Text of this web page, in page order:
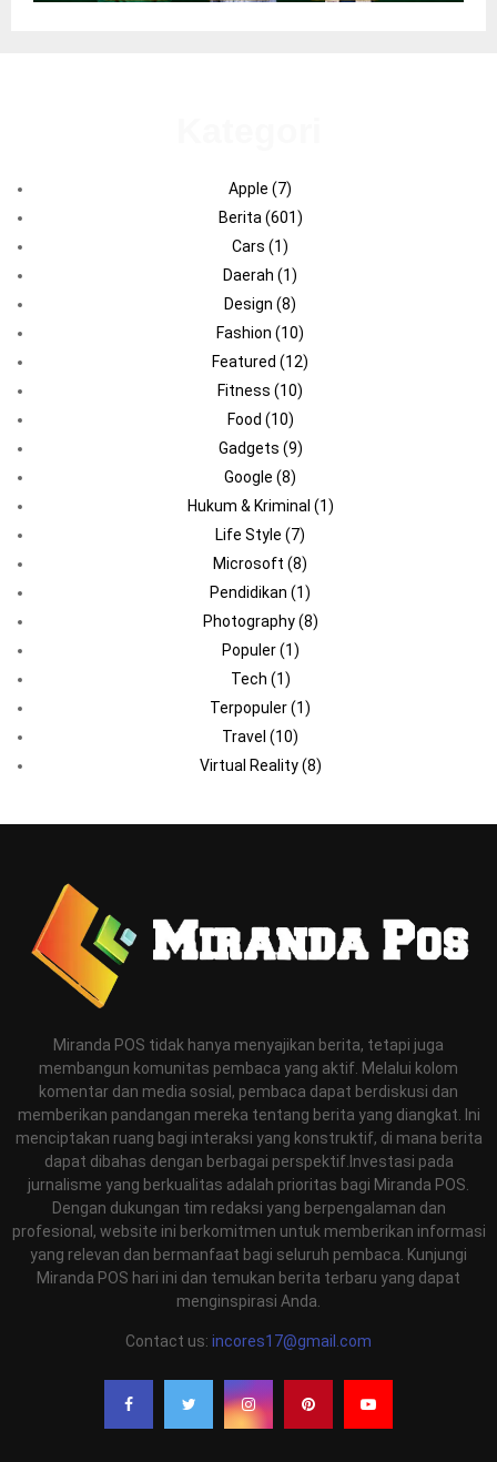
Apple (7)
Berita (601)
Cars (1)
Daerah (1)
Design (8)
Fashion (10)
Featured (12)
Fitness (10)
Food (10)
Gadgets (9)
Google (8)
Hukum & Kriminal (1)
Life Style (7)
Microsoft (8)
Pendidikan (1)
Photography(8)
Populer(1)
Tech (1)
Terpopuler(1)
Travel (10)
Virtual Reality(8)
Miranda POS tidak hanya menyajikan berita, tetapi juga
membangun komunitas pembaca yang aktif. Melalui kolom
komentar dan media sosial, pembaca dapat berdiskusi dan
memberikan pandangan mereka tentang berita yang diangkat. Ini
menciptakan ruang bagi interaksi yang konstruktif, di mana berita
dapat dibahas dengan berbagai perspektif.Investasi pada
jurnalisme yang berkualitas adalah prioritas bagi Miranda POS.
Dengan dukungan tim redaksi yang berpengalaman dan
profesional, website ini berkomitmen untuk memberikan informasi
yang relevan dan bermanfaat bagi seluruh pembaca. Kunjungi
Miranda POS hari ini dan temukan berita terbaru yang dapat
menginspirasi Anda.
Contact us: incores17@gmail.com